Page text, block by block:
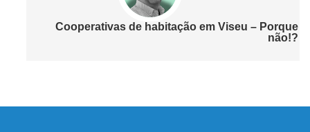
Cooperativas de habitação em Viseu – Porque
não!?